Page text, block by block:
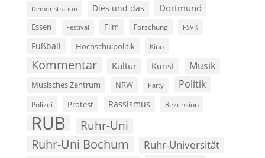
Demonstration Diës und das Dortmund
Essen Festival Film Forschung FSVK
Fußball Hochschulpolitik Kino
Kommentar Kultur Kunst Musik
Musisches Zentrum NRW Party Politik
Polizei Protest Rassismus Rezension
RUB Ruhr-Uni
Ruhr-Uni Bochum Ruhr-Universität